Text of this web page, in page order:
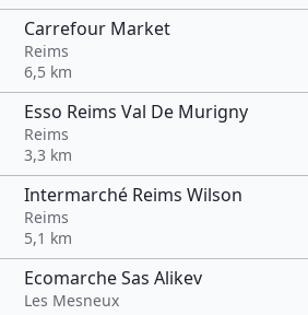
Carrefour Market
Reims
6,5 km
Esso Reims Val De Murigny
Reims
3,3 km
Intermarché Reims Wilson
Reims
5,1 km
Ecomarche Sas Alikev
Les Mesneux